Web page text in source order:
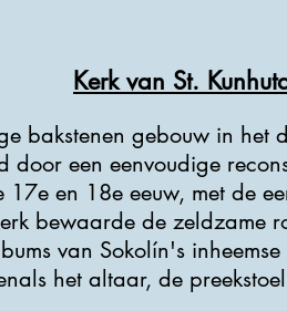
Kerk van St.
bakstenen gebouw in het
door een eenvoudige
en 18e eeuw, met de
bewaarde de zeldzame
van Sokolín's
het altaar, de